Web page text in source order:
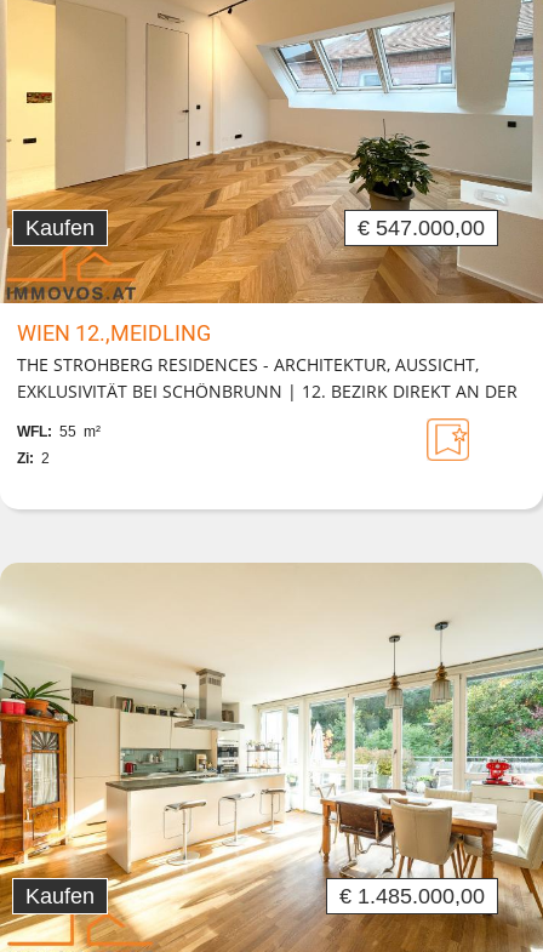
Kaufen € 547.000,00
WIEN 12.,MEIDLING
THE STROHBERG RESIDENCES - ARCHITEKTUR, AUSSICHT,
EXKLUSIVITÄT BEI SCHÖNBRUNN | 12. BEZIRK DIREKT AN DER
WFL: 55 m²
Zi: 2
Kaufen € 1.485.000,00